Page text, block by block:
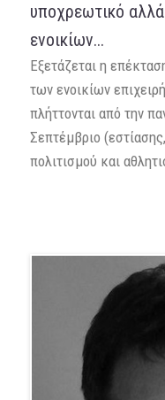
υποχρεωτικό
ενοικίων...
Eξετάζεται η
των ενοικίων
πλήττονται από την
Σεπτέμβριο
πολιτισμού και